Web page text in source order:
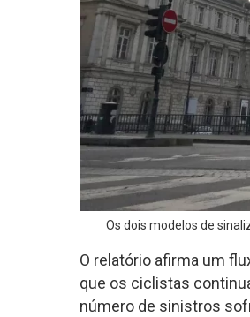
Os dois modelos de
O relatório afirma um
que os ciclistas
número de sinistros